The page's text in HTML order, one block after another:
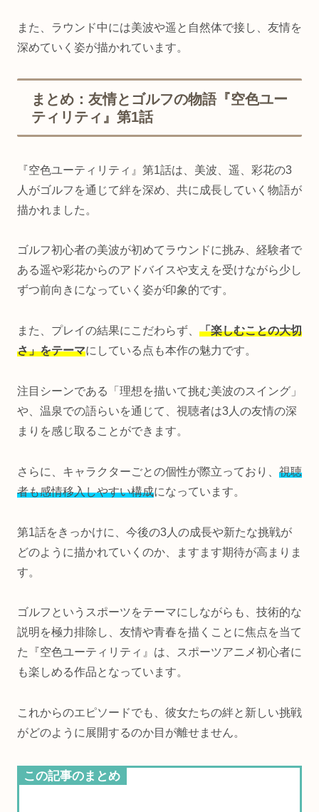
また、ラウンド中には美波や遥と自然体で接し、友情を
深めていく姿が描かれています。
まとめ：友情とゴルフの物語『空色ユー
ティリティ』第1話
『空色ユーティリティ』第1話は、美波、遥、彩花の3
人がゴルフを通じて絆を深め、共に成長していく物語が
描かれました。
ゴルフ初心者の美波が初めてラウンドに挑み、経験者で
ある遥や彩花からのアドバイスや支えを受けながら少し
ずつ前向きになっていく姿が印象的です。
また、プレイの結果にこだわらず、 「楽しむことの大切
さ」をテーマにしている点も本作の魅力です。
注目シーンである「理想を描いて挑む美波のスイング」
や、温泉での語らいを通じて、視聴者は3人の友情の深
まりを感じ取ることができます。
さらに、キャラクターごとの個性が際立っており、 視聴
者も感情移入しやすい構成になっています。
第1話をきっかけに、今後の3人の成長や新たな挑戦が
どのように描かれていくのか、ますます期待が高まりま
す。
ゴルフというスポーツをテーマにしながらも、技術的な
説明を極力排除し、友情や青春を描くことに焦点を当て
た『空色ユーティリティ』は、スポーツアニメ初心者に
も楽しめる作品となっています。
これからのエピソードでも、彼女たちの絆と新しい挑戦
がどのように展開するのか目が離せません。
この記事のまとめ